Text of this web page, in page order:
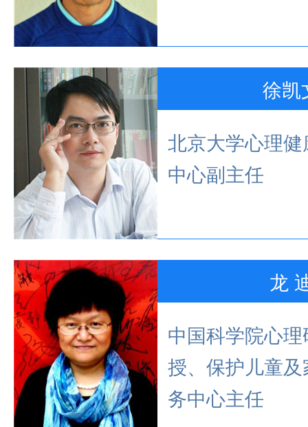
徐凯
北京大学心理
中心副主任
龙
中国科学院心
授、保护儿童
务中心主任